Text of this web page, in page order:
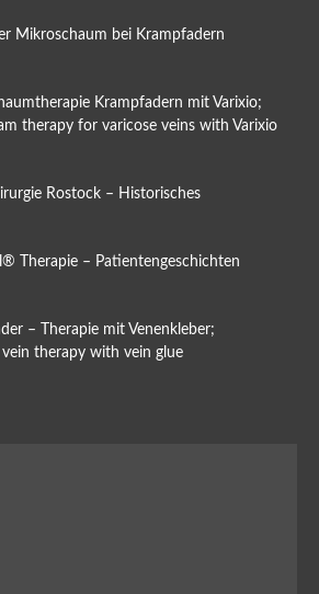
Mikroschaum bei Krampfadern
Krampfadern mit Varixio;
therapy for varicose veins with Varixio
Rostock – Historisches
Therapie – Patientengeschichten
– Therapie mit Venenkleber;
therapy with vein glue